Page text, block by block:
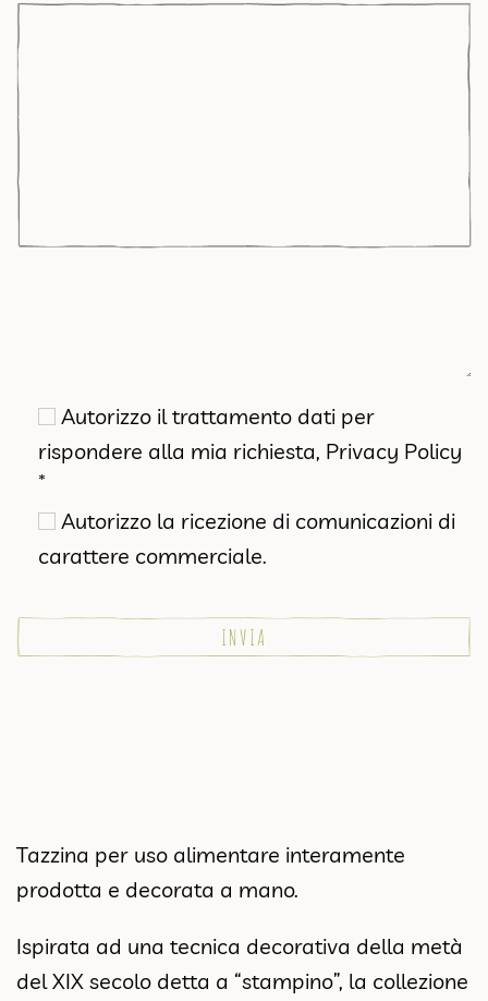
Autorizzo il trattamento dati per
rispondere alla mia richiesta, Privacy Policy
*
Autorizzo la ricezione di comunicazioni di
carattere commerciale.
Tazzina per uso alimentare interamente
prodotta e decorata a mano.
Ispirata ad una tecnica decorativa della metà
del XIX secolo detta a “stampino”, la collezione